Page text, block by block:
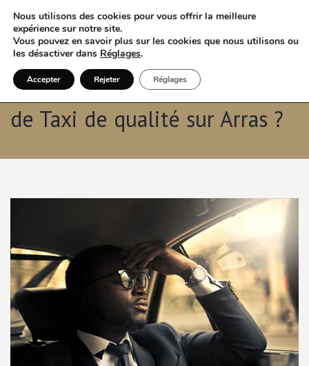
Comment trouver un service
de Taxi de qualité sur Arras ?
Nous utilisons des cookies pour vous offrir la meilleure
expérience sur notre site.
Vous pouvez en savoir plus sur les cookies que nous utilisons ou
les désactiver dans Réglages.
Accepter Rejeter Réglages